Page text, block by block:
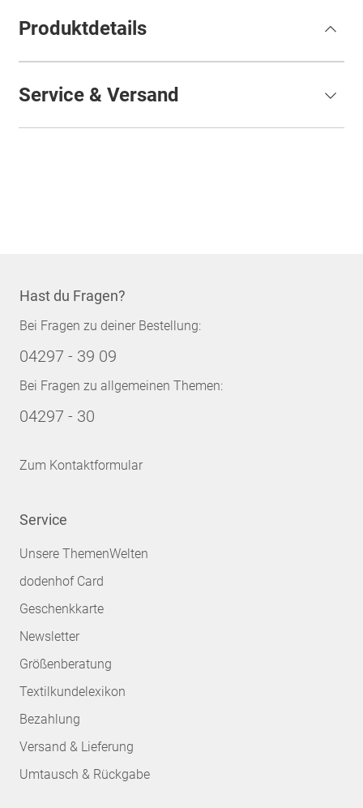
Produktdetails
Service & Versand
Hast du Fragen?
Bei Fragen zu deiner Bestellung:
04297 - 39 09
Bei Fragen zu allgemeinen Themen:
04297 - 30
Zum Kontaktformular
Service
Unsere ThemenWelten
dodenhof Card
Geschenkkarte
Newsletter
Größenberatung
Textilkundelexikon
Bezahlung
Versand & Lieferung
Umtausch & Rückgabe